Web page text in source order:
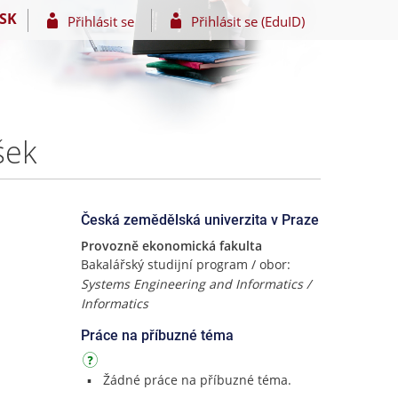
SK Přihlásit se Přihlásit se (EduID)
Česká zemědělská univerzita v Praze
Provozně ekonomická fakulta
Bakalářský studijní program / obor:
Systems Engineering and Informatics /
Informatics
Práce na příbuzné téma
Žádné práce na příbuzné téma.